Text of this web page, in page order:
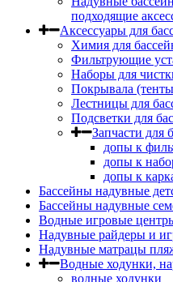
подходящие
Аксессуары для
Химия для
Фильтрующие
Наборы для
Покрывала
Лестницы для
Подсветки для
Запчасти для
допы к
допы к
допы к
Бассейны надувные
Бассейны надувные
Водные игровые
Надувные райдеры и
Надувные матрацы
Водные ходунки,
водные ходунки